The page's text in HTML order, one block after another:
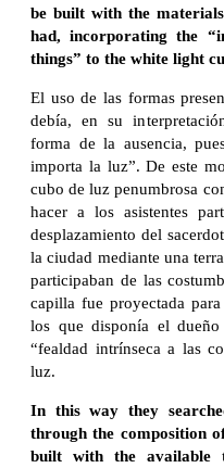
be built with the
had, incorporating the
things” to the white light
El uso de las formas
debía, en su
forma de la ausencia,
importa la luz”. De este
cubo de luz penumbrosa
hacer a los asistentes
desplazamiento del
la ciudad mediante una
participaban de las
capilla fue proyectada
los que disponía el
“fealdad intrínseca a las
luz.
In this way they
through the composition
built with the available